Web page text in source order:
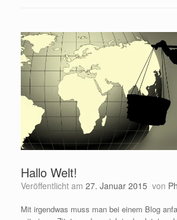
Hallo Welt!
Veröffentlicht am 27. Januar 2015 von
Mit irgendwas muss man bei einem Blog